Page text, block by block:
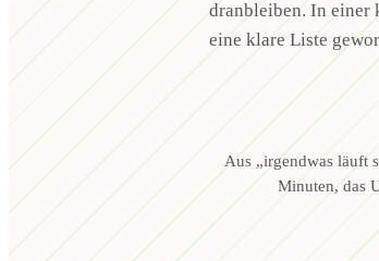
dranbleiben. In einer
eine klare Liste
Aus „irgendwas läuft
Minuten, das